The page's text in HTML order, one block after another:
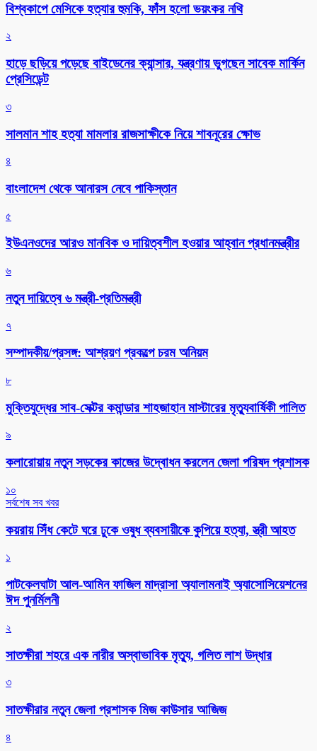
বিশ্বকাপে মেসিকে হত্যার হুমকি, ফাঁস হলো ভয়ংকর নথি
২
হাড়ে ছড়িয়ে পড়েছে বাইডেনের ক্যান্সার, যন্ত্রণায় ভুগছেন সাবেক মার্কিন
প্রেসিডেন্ট
৩
সালমান শাহ হত্যা মামলার রাজসাক্ষীকে নিয়ে শাবনূরের ক্ষোভ
৪
বাংলাদেশ থেকে আনারস নেবে পাকিস্তান
৫
ইউএনওদের আরও মানবিক ও দায়িত্বশীল হওয়ার আহ্বান প্রধানমন্ত্রীর
৬
নতুন দায়িত্বে ৬ মন্ত্রী-প্রতিমন্ত্রী
৭
সম্পাদকীয়/প্রসঙ্গ: আশ্রয়ণ প্রকল্পে চরম অনিয়ম
৮
মুক্তিযুদ্ধের সাব-সেক্টর কমান্ডার শাহজাহান মাস্টারের মৃত্যুবার্ষিকী পালিত
৯
কলারোয়ায় নতুন সড়কের কাজের উদ্বোধন করলেন জেলা পরিষদ প্রশাসক
১০
সর্বশেষ সব খবর
কয়রায় সিঁধ কেটে ঘরে ঢুকে ওষুধ ব্যবসায়ীকে কুপিয়ে হত্যা, স্ত্রী আহত
১
পাটকেলঘাটা আল-আমিন ফাজিল মাদ্রাসা অ্যালামনাই অ্যাসোসিয়েশনের
ঈদ পুনর্মিলনী
২
সাতক্ষীরা শহরে এক নারীর অস্বাভাবিক মৃত্যু, গলিত লাশ উদ্ধার
৩
সাতক্ষীরার নতুন জেলা প্রশাসক মিজ কাউসার আজিজ
৪